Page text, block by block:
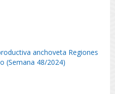
anchoveta Regiones
(Semana 48/2024)